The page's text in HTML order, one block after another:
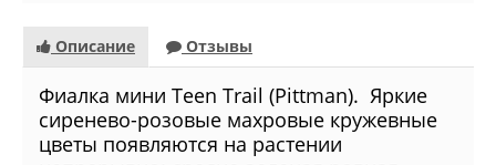
Описание Отзывы
Фиалкa мини Teen Trail (Pittman). Яркие
сиренево-розовые махровые кружевные
цветы появляются на растении